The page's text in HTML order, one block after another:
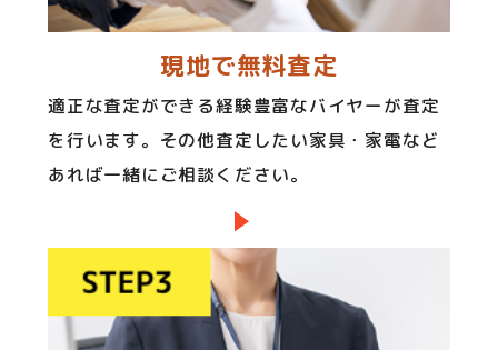
現地で無料査定
適正な査定ができる経験豊富なバイヤーが査定
を行います。その他査定したい家具・家電など
あれば一緒にご相談ください。